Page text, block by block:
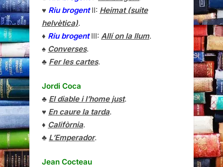
♥ Riu brogentII: Heimat (suite
helvètica).
♦ Riu brogentIII: Allí on la llum.
♠ Converses.
♣ Fer les cartes.
Jordi Coca
♣ El diable i l’home just.
♥ En caure la tarda.
♦ Califòrnia.
♣ L’Emperador.
Jean Cocteau